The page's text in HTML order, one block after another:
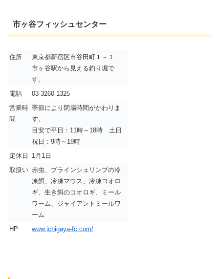
市ヶ谷フィッシュセンター
住所
東京都新宿区市谷田町１－１
市ヶ谷駅から見える釣り堀で
す。
電話
03-3260-1325
営業時
間
季節により閉場時間がかわりま
す。
目安で平日：11時～18時 土日
祝日：9時～19時
定休日
1月1日
取扱い 赤虫、ブラインシュリンプの冷
凍餌、冷凍マウス、冷凍コオロ
ギ、生き餌のコオロギ、ミール
ワーム、ジャイアントミールワ
ーム
HP
www.ichigaya-fc.com/